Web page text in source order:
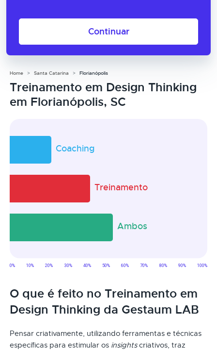
Continuar
Home Santa Catarina Florianópolis
Treinamento em Design Thinking
em Florianópolis, SC
O que é feito no Treinamento em
Design Thinking da Gestaum LAB
Pensar criativamente, utilizando ferramentas e técnicas
específicas para estimular os insightscriativos, traz